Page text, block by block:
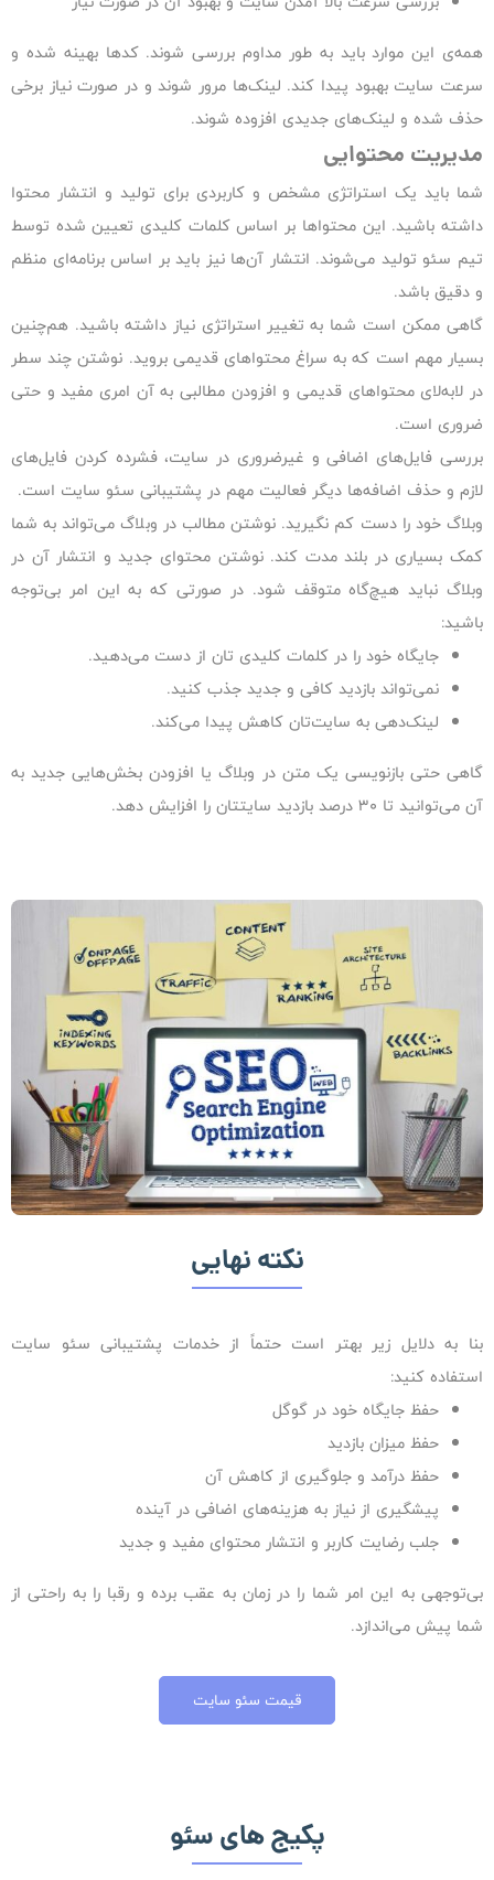
همه‌ی این موارد باید به طور مداوم بررسی شوند. کدها بهینه شده و
سرعت سایت بهبود پیدا کند. لینک‌ها مرور شوند و در صورت نیاز برخی
حذف شده و لینک‌های جدیدی افزوده شوند.
مدیریت محتوایی
شما باید یک استراتژی مشخص و کاربردی برای تولید و انتشار محتوا
داشته باشید. این محتواها بر اساس کلمات کلیدی تعیین شده توسط
تیم سئو تولید می‌شوند. انتشار آن‌ها نیز باید بر اساس برنامه‌ای منظم
و دقیق باشد.
گاهی ممکن است شما به تغییر استراتژی نیاز داشته باشید. هم‌چنین
بسیار مهم است که به سراغ محتواهای قدیمی بروید. نوشتن چند سطر
در لابه‌لای محتواهای قدیمی و افزودن مطالبی به آن امری مفید و حتی
ضروری است.
بررسی فایل‌های اضافی و غیرضروری در سایت، فشرده کردن فایل‌های
لازم و حذف اضافه‌ها دیگر فعالیت مهم در پشتیبانی سئو سایت است.
وبلاگ خود را دست کم نگیرید. نوشتن مطالب در وبلاگ می‌تواند به شما
کمک بسیاری در بلند مدت کند. نوشتن محتوای جدید و انتشار آن در
وبلاگ نباید هیچ‌گاه متوقف شود. در صورتی که به این امر بی‌توجه
باشید:
جایگاه خود را در کلمات کلیدی تان از دست می‌دهید.
نمی‌تواند بازدید کافی و جدید جذب کنید.
لینک‌دهی به سایت‌تان کاهش پیدا می‌کند.
گاهی حتی بازنویسی یک متن در وبلاگ یا افزودن بخش‌هایی جدید به
آن می‌توانید تا 30 درصد بازدید سایتتان را افزایش دهد.
نکته نهایی
بنا به دلایل زیر بهتر است حتماً از خدمات پشتیبانی سئو سایت
استفاده کنید:
حفظ جایگاه خود در گوگل
حفظ میزان بازدید
حفظ درآمد و جلوگیری از کاهش آن
پیشگیری از نیاز به هزینه‌های اضافی در آینده
جلب رضایت کاربر و انتشار محتوای مفید و جدید
بی‌توجهی به این امر شما را در زمان به عقب برده و رقبا را به راحتی از
شما پیش می‌اندازد.
قیمت سئو سایت
پکیج های سئو